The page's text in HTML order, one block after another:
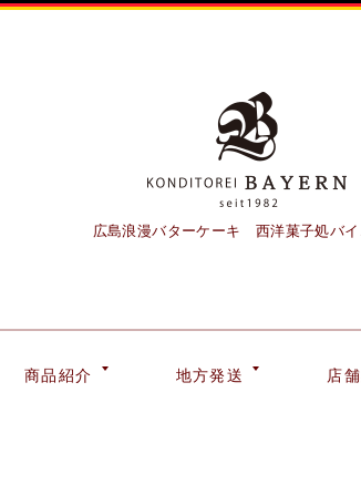
広島浪漫バターケーキ 西洋菓子処バイ
商品紹介 地方発送 店